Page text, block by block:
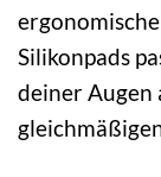
Silikonpads
deiner Augen